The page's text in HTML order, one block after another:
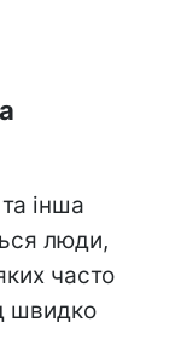
інша
люди,
часто
швидко